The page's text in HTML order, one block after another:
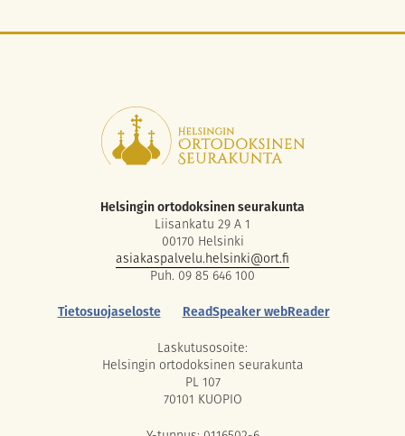
Helsingin ortodoksinen seurakunta
Liisankatu 29 A 1
00170 Helsinki
asiakaspalvelu.helsinki@ort.fi
Puh. 09 85 646 100
Tietosuojaseloste
ReadSpeaker webReader
Laskutusosoite:
Helsingin ortodoksinen seurakunta
PL 107
70101 KUOPIO